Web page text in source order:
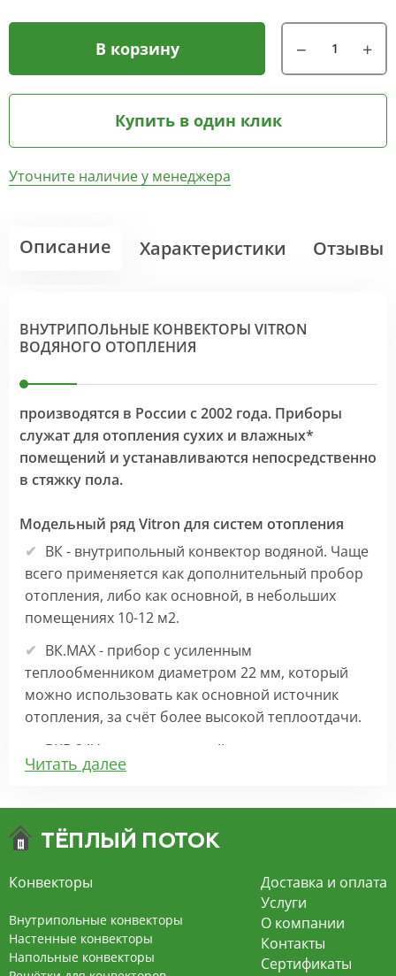
В корзину
Купить в один клик
Уточните наличие у менеджера
Описание Характеристики Отзывы
ВНУТРИПОЛЬНЫЕ КОНВЕКТОРЫ VITRON
ВОДЯНОГО ОТОПЛЕНИЯ
производятся в России с 2002 года. Приборы
служат для отопления сухих и влажных*
помещений и устанавливаются непосредственно
в стяжку пола.
Модельный ряд Vitron для систем отопления
ВК - внутрипольный конвектор водяной. Чаще
всего применяется как дополнительный пробор
отопления, либо как основной, в небольших
помещениях 10-12 м2.
ВК.МАХ - прибор с усиленным
теплообменником диаметром 22 мм, который
можно использовать как основной источник
отопления, за счёт более высокой теплоотдачи.
ВКВ 24V – внутрипольный конвектор
отопления с вентилятором на 24В подходит для
экономит электроэнергию и бесшумно работает.
конвекцией на 220В. За счет тангенциального
вентилятора создает принудительную
конвекцию, что позволяет обогревать
помещения большой площади.
Читать далее
Конвекторы
Внутрипольные конвекторы
Настенные конвекторы
Напольные конвекторы
Доставка и оплата
Услуги
О компании
Контакты
Сертификаты